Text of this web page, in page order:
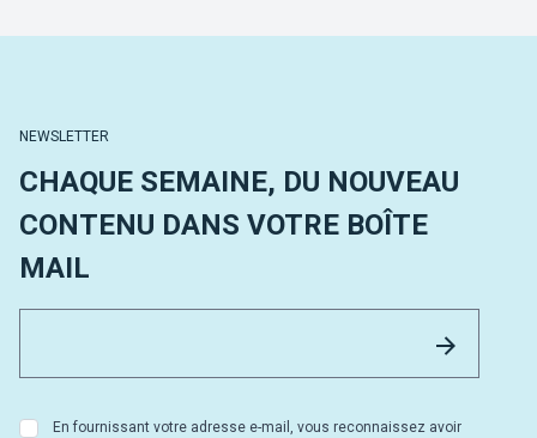
NEWSLETTER
CHAQUE SEMAINE, DU NOUVEAU
CONTENU DANS VOTRE BOÎTE
MAIL
En fournissant votre adresse e-mail, vous reconnaissez avoir